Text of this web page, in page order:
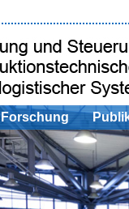
Forschung